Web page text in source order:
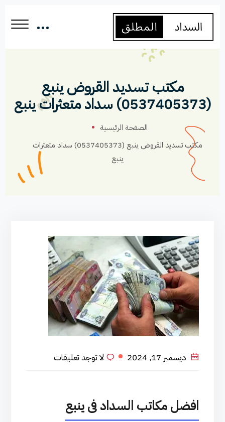
مكتب تسديد القروض ينبع
(0537405373) سداد متعثرات ينبع
الصفحة الرئيسية
مكتب تسديد القروض ينبع (0537405373) سداد متعثرات
ينبع
ديسمبر 17, 2024 لا توجد تعليقات
افضل مكاتب السداد فى ينبع